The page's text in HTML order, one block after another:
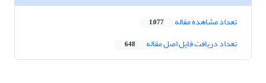
تعداد مشاهده مقاله 1,077
تعداد دریافت فایل اصل مقاله 648